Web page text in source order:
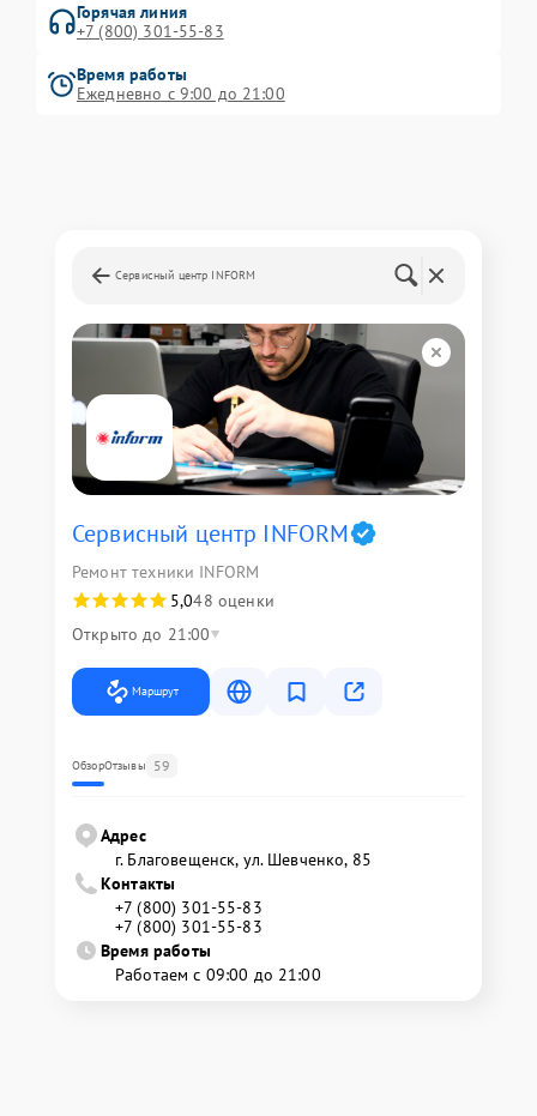
Горячая линия
+7 (800) 301-55-83
Время работы
Ежедневно с 9:00 до 21:00
Сервисный центр INFORM
Сервисный центр INFORM
Ремонт техники INFORM
5,048 оценки
Открыто до 21:00
Маршрут
ОбзорОтзывы 59
Адрес
г. Благовещенск, ул. Шевченко, 85
Контакты
+7 (800) 301-55-83
+7 (800) 301-55-83
Время работы
Работаем с 09:00 до 21:00